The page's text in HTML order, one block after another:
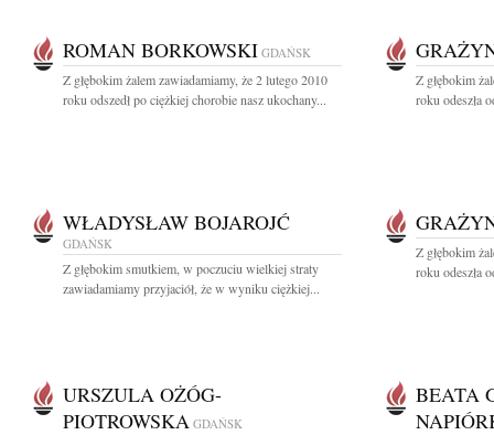
ROMAN BORKOWSKI GDAŃSK
Z głębokim żalem zawiadamiamy, że 2 lutego 2010
roku odszedł po ciężkiej chorobie nasz ukochany...
Z głębokim
roku odeszła
WŁADYSŁAW BOJAROJĆ
GDAŃSK
Z głębokim smutkiem, w poczuciu wielkiej straty
zawiadamiamy przyjaciół, że w wyniku ciężkiej...
Z głębokim
roku odeszła
URSZULA OŻÓG-
PIOTROWSKA GDAŃSK
BEATA